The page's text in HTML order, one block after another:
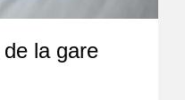
la gare